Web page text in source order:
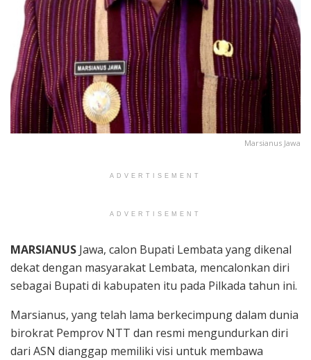
Marsianus Jawa
ADVERTISEMENT
ADVERTISEMENT
MARSIANUS Jawa, calon Bupati Lembata yang dikenal
dekat dengan masyarakat Lembata, mencalonkan diri
sebagai Bupati di kabupaten itu pada Pilkada tahun ini.
Marsianus, yang telah lama berkecimpung dalam dunia
birokrat Pemprov NTT dan resmi mengundurkan diri
dari ASN dianggap memiliki visi untuk membawa